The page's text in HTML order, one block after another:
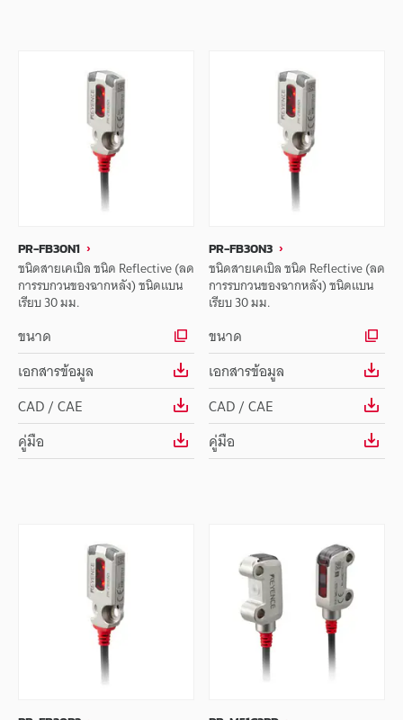
PR-FB30N1
ชนิดสายเคเบิล ชนิด Reflective (ลด
การรบกวนของฉากหลัง) ชนิดแบน
เรียบ 30 มม.
ขนาด
เอกสารข้อมูล
CAD / CAE
คู่มือ
PR-FB30N3
ชนิดสายเคเบิล ชนิด Reflective (ลด
การรบกวนของฉากหลัง) ชนิดแบน
เรียบ 30 มม.
ขนาด
เอกสารข้อมูล
CAD / CAE
คู่มือ